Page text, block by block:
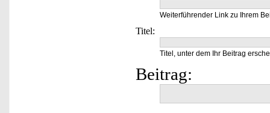
Weiterführender Link zu Ihrem
Titel:
Titel, unter dem Ihr Beitrag
Beitrag: